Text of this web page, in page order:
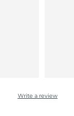
Write a review